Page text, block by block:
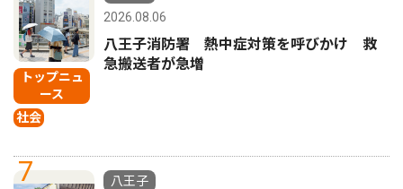
トップニュ
ース
社会
2026.08.06
八王子消防署 熱中症対策を呼びかけ 救
急搬送者が急増
7
八王子